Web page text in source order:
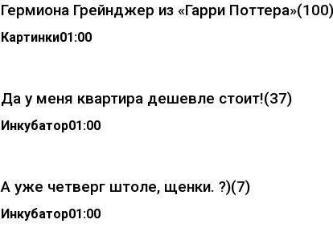
Гермиона Грейнджер из «Гарри Поттера»(100)
Картинки01:00
Да у меня квартира дешевле стоит!(37)
Инкубатор01:00
А уже четверг штоле, щенки. ?)(7)
Инкубатор01:00